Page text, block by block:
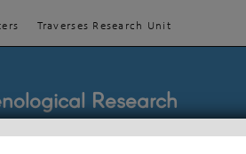
Traverses Research Unit
Research